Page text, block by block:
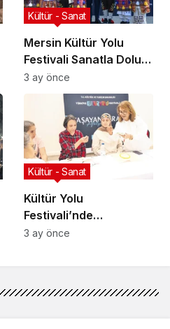
Mersin Kültür Yolu
Festivali Sanatla Dolu
Geçiyor!
Kültür - Sanat
3 ay önce
Kültür Yolu
Festivali’nde
Geleneksel Sanatlar
Kültür - Sanat
3 ay önce